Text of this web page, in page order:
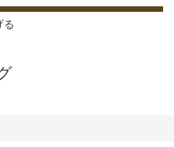
る